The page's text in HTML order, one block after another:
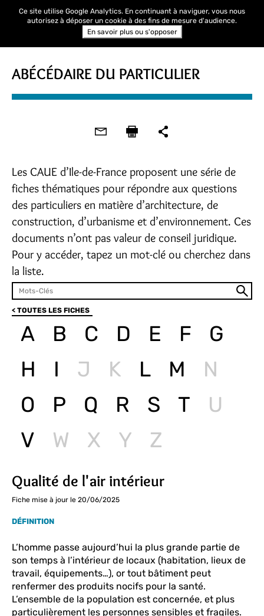
ABÉCÉDAIRE DU PARTICULIER
Les CAUE d’Ile-de-France proposent une série de
fiches thématiques pour répondre aux questions
des particuliers en matière d’architecture, de
construction, d’urbanisme et d’environnement. Ces
documents n’ont pas valeur de conseil juridique.
Pour y accéder, tapez un mot-clé ou cherchez dans
la liste.
< TOUTES LES FICHES
A B C D E F
G
H
I J K L M
N
O
P Q R S T
U
V
W X Y Z
Qualité de l'air intérieur
Fiche mise à jour le 20/06/2025
DÉFINITION
L’homme passe aujourd’hui la plus grande partie de
son temps à l’intérieur de locaux (habitation, lieux de
travail, équipements…), or tout bâtiment peut
renfermer des produits nocifs pour la santé.
L’ensemble de la population est concernée, et plus
particulièrement les personnes sensibles et fragiles.
Ce site utilise Google Analytics. En continuant à naviguer, vous nous
autorisez à déposer un cookie à des fins de mesure d'audience.
En savoir plus ou s'opposer